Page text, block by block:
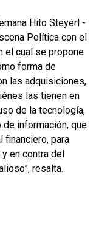
Hito Steyerl -
Política con el
el cual se propone
forma de
las adquisiciones,
las tienen en
de la tecnología,
información, que
financiero, para
en contra del
resalta.